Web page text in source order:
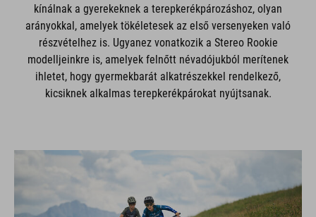
kínálnak a gyerekeknek a terepkerékpározáshoz, olyan
arányokkal, amelyek tökéletesek az első versenyeken való
részvételhez is. Ugyanez vonatkozik a Stereo Rookie
modelljeinkre is, amelyek felnőtt névadójukból merítenek
ihletet, hogy gyermekbarát alkatrészekkel rendelkező,
kicsiknek alkalmas terepkerékpárokat nyújtsanak.